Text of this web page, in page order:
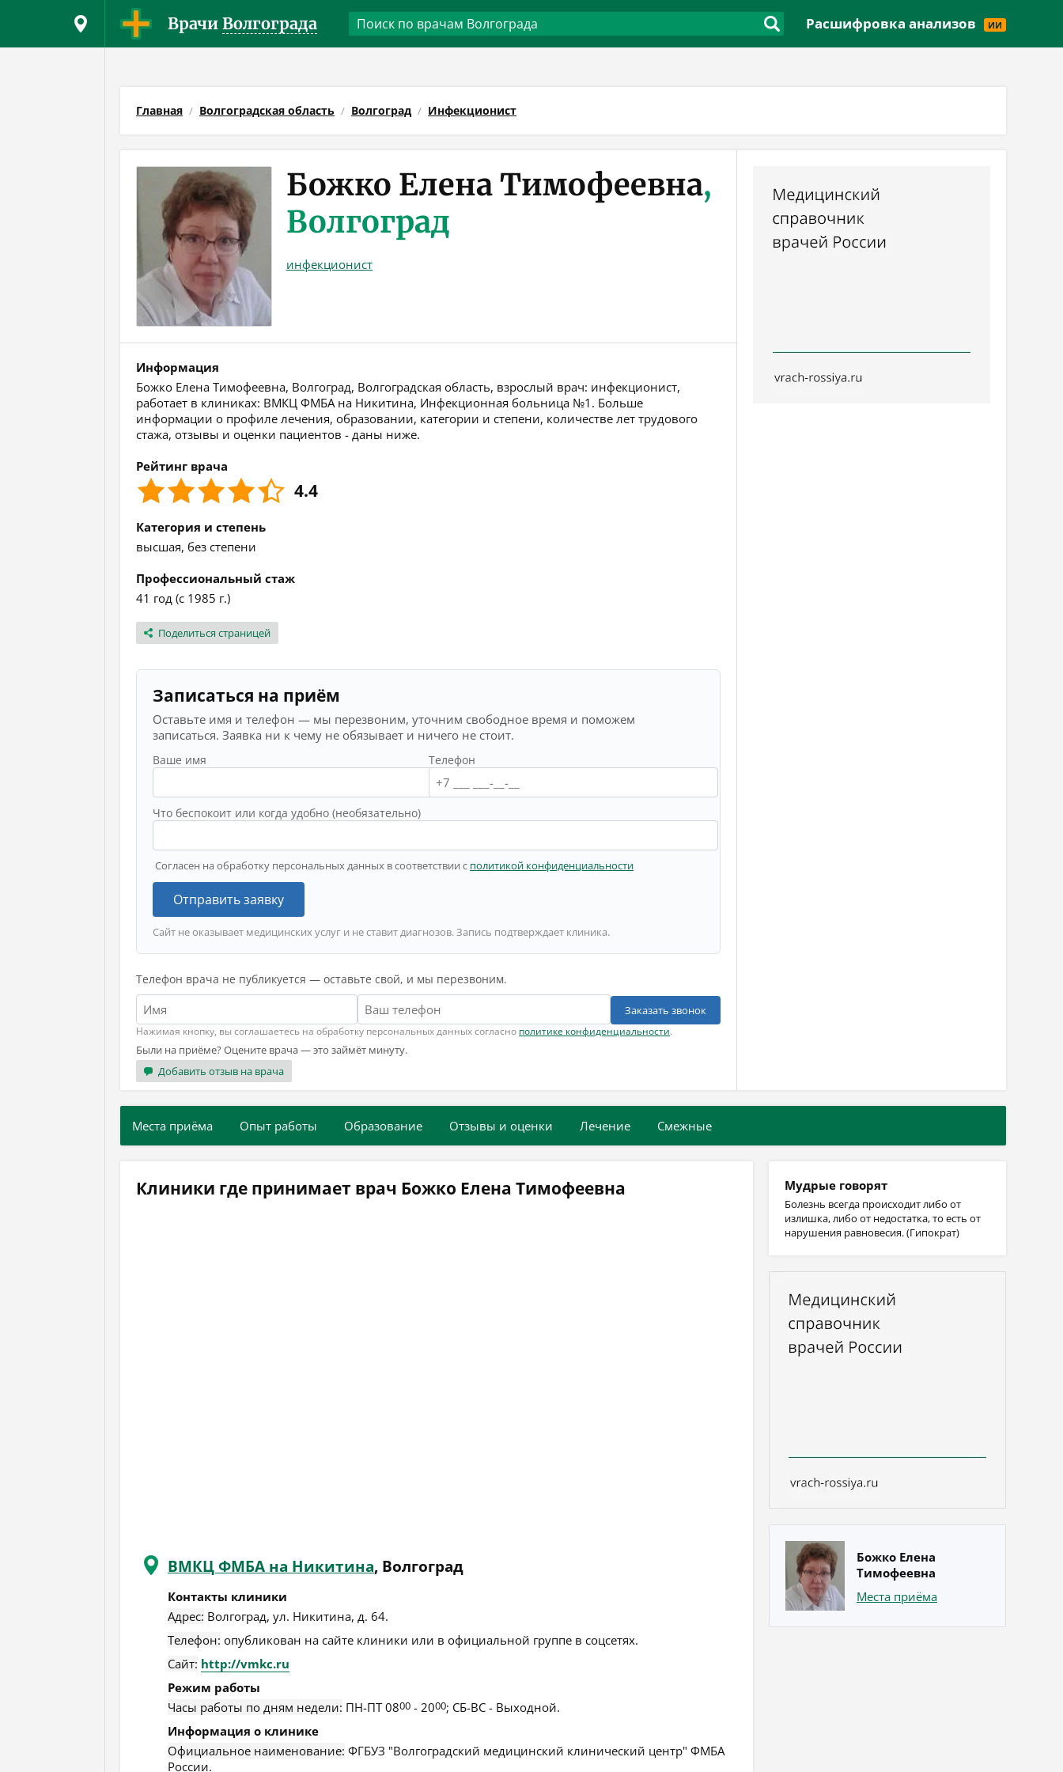
Врачи Волгограда Расшифровка анализов ИИ
Главная Волгоградская область Волгоград Инфекционист
Божко Елена Тимофеевна,
Волгоград
инфекционист
Информация
Божко Елена Тимофеевна, Волгоград, Волгоградская область, взрослый врач: инфекционист,
работает в клиниках: ВМКЦ ФМБА на Никитина, Инфекционная больница №1. Больше
информации о профиле лечения, образовании, категории и степени, количестве лет трудового
стажа, отзывы и оценки пациентов - даны ниже.
Рейтинг врача
4.4
Категория и степень
высшая, без степени
Профессиональный стаж
41 год (с 1985 г.)
Поделиться страницей
Записаться на приём
Оставьте имя и телефон — мы перезвоним, уточним свободное время и поможем
записаться. Заявка ни к чему не обязывает и ничего не стоит.
Ваше имя Телефон
Что беспокоит или когда удобно (необязательно)
Согласен на обработку персональных данных в соответствии с политикой конфиденциальности
Отправить заявку
Сайт не оказывает медицинских услуг и не ставит диагнозов. Запись подтверждает клиника.
Телефон врача не публикуется — оставьте свой, и мы перезвоним.
Заказать звонок
Нажимая кнопку, вы соглашаетесь на обработку персональных данных согласно политике конфиденциальности.
Были на приёме? Оцените врача — это займёт минуту.
Добавить отзыв на врача
Места приёма Опыт работы Образование Отзывы и оценки Лечение Смежные
Клиники где принимает врач Божко Елена Тимофеевна
ВМКЦ ФМБА на Никитина, Волгоград
Контакты клиники
Адрес: Волгоград, ул. Никитина, д. 64.
Телефон: опубликован на сайте клиники или в официальной группе в соцсетях.
Сайт: http://vmkc.ru
Режим работы
Часы работы по дням недели: ПН-ПТ 0800 - 2000; СБ-ВС - Выходной.
Информация о клинике
Официальное наименование: ФГБУЗ "Волгоградский медицинский клинический центр" ФМБА
России.
Мудрые говорят
Болезнь всегда происходит либо от
излишка, либо от недостатка, то есть от
нарушения равновесия. (Гипократ)
Божко Елена
Тимофеевна
Места приёма